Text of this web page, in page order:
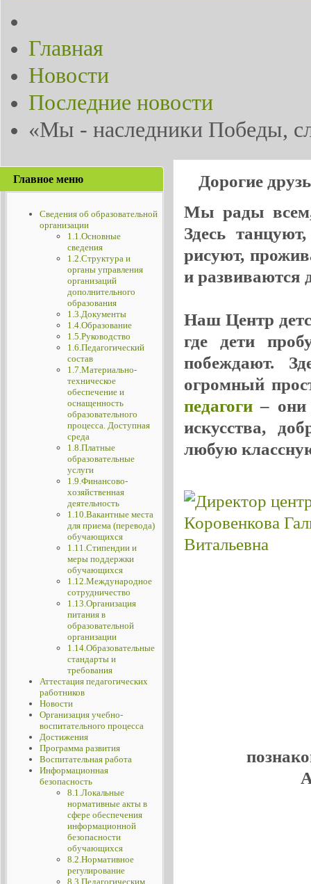
Главная
Новости
Последние новости
«Мы - наследники Победы,
Главное меню
Сведения об образовательной
организации
1.1.Основные
сведения
1.2.Структура и
органы управления
организаций
дополнительного
образования
1.3.Документы
1.4.Образование
1.5.Руководство
1.6.Педагогический
состав
1.7.Материально-
техническое
обеспечение и
оснащенность
образовательного
процесса. Доступная
среда
1.8.Платные
образовательные
услуги
1.9.Финансово-
хозяйственная
деятельность
1.10.Вакантные места
для приема (перевода)
обучающихся
1.11.Стипендии и
меры поддержки
обучающихся
1.12.Международное
сотрудничество
1.13.Организация
питания в
образовательной
организации
1.14.Образовательные
стандарты и
требования
Аттестация педагогических
работников
Новости
Организация учебно-
воспитательного процесса
Достижения
Программа развития
Воспитательная работа
Информационная
безопасность
8.1.Локальные
нормативные акты в
сфере обеспечения
информационной
безопасности
обучающихся
8.2.Нормативное
регулирование
8.3.Педагогическим
Дорогие
Мы рады всем,
Здесь
рисуют,
и развиваются
Наш Центр
где дети
побеждают.
огромный
педагоги– они
искусства,
любую